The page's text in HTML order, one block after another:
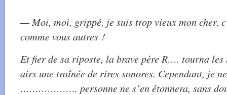
— Moi, moi, grippé, je suis trop vieux mon cher,
comme vous autres !
Et fier de sa riposte, la brave père R…. tourna les
airs une traînée de rires sonores. Cependant, je
………………. personne ne s’en étonnera, sans